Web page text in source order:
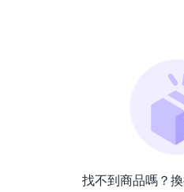
找不到商品嗎？